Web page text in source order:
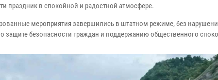
праздник в спокойной и радостной атмосфере.
мероприятия завершились в штатном режиме, без
защите безопасности граждан и поддержанию общественного